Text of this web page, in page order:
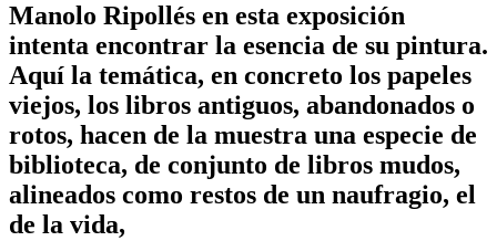
Manolo Ripollés en esta exposición
intenta encontrar la esencia de su pintura.
Aquí la temática, en concreto los papeles
viejos, los libros antiguos, abandonados o
rotos, hacen de la muestra una especie de
biblioteca, de conjunto de libros mudos,
alineados como restos de un naufragio, el
de la vida,